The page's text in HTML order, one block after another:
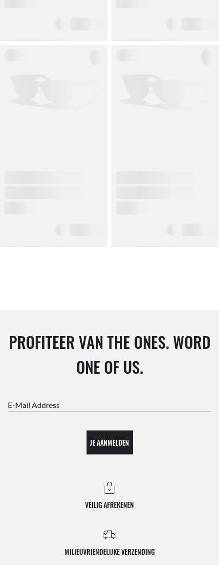
PROFITEER VAN THE ONES. WORD
ONE OF US.
E-Mail Address
JE AANMELDEN
VEILIG AFREKENEN
MILIEUVRIENDELIJKE VERZENDING